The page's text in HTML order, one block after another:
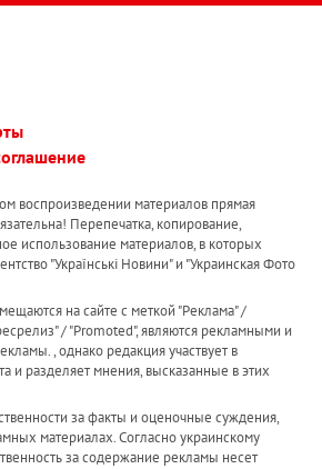
воспроизведении материалов прямая
Перепечатка, копирование,
использование материалов, в которых
"Українськi Новини" и "Украинская Фото
на сайте с меткой "Реклама" /
/ "Promoted", являются рекламными и
, однако редакция участвует в
и разделяет мнения, высказанные в этих
за факты и оценочные суждения,
материалах. Согласно украинскому
за содержание рекламы несет